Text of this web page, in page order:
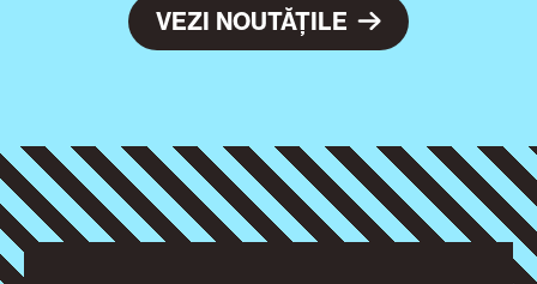
VEZI NOUTĂȚILE